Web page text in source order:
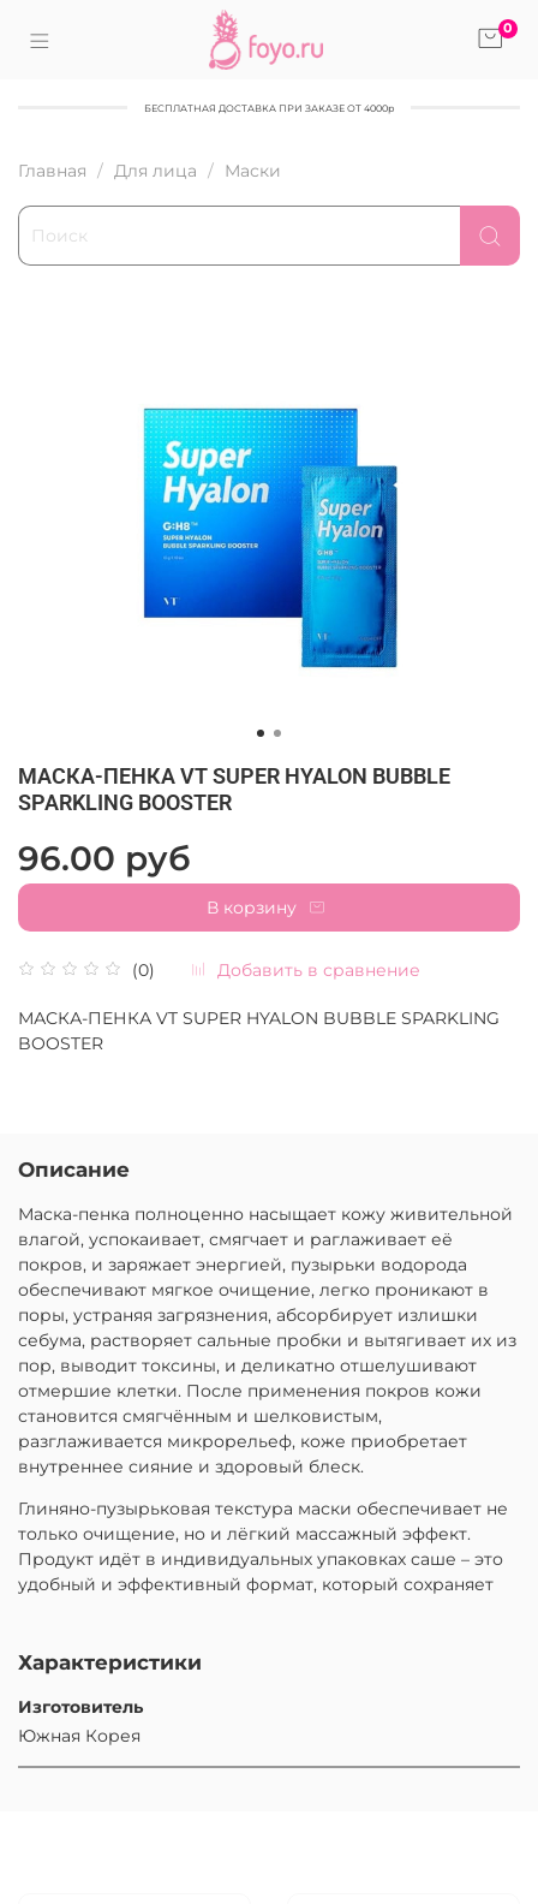
0
БЕСПЛАТНАЯ ДОСТАВКА ПРИ ЗАКАЗЕ ОТ 4000р
Главная Для лица Маски
МАСКА-ПЕНКА VT SUPER HYALON BUBBLE
SPARKLING BOOSTER
(0) Добавить в сравнение
96.00 руб
В корзину
МАСКА-ПЕНКА VT SUPER HYALON BUBBLE SPARKLING
BOOSTER
Описание
Маска-пенка полноценно насыщает кожу живительной
влагой, успокаивает, смягчает и раглаживает её
покров, и заряжает энергией, пузырьки водорода
обеспечивают мягкое очищение, легко проникают в
поры, устраняя загрязнения, абсорбирует излишки
себума, растворяет сальные пробки и вытягивает их из
пор, выводит токсины, и деликатно отшелушивают
отмершие клетки. После применения покров кожи
становится смягчённым и шелковистым,
разглаживается микрорельеф, коже приобретает
внутреннее сияние и здоровый блеск.
Глиняно-пузырьковая текстура маски обеспечивает не
только очищение, но и лёгкий массажный эффект.
Продукт идёт в индивидуальных упаковках саше – это
удобный и эффективный формат, который сохраняет
Характеристики
Изготовитель
Южная Корея